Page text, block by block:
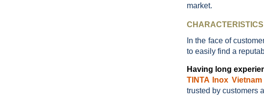
market.
In the face of
to easily find a
Having long
TINTA Inox Vietnam
trusted by customers